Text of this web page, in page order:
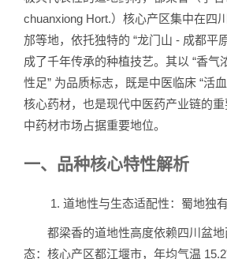
chuanxiong Hort.）核心产区集中在四
邡等地，依托独特的 “龙门山 - 成都平
成了千年传承的种植技艺。其以 “香气
性足” 为品质标志，既是中医临床 “活
核心药材，也是现代中医药产业链的
中药材市场占据重要地位。
一、品种核心特性解析
1. 道地性与生态适配性：蜀地独有
都梁香的道地性高度依赖四川盆地
态：核心产区都江堰市，年均气温